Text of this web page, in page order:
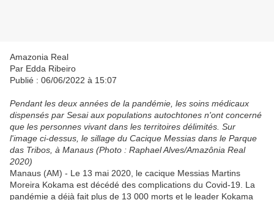
Amazonia Real
Par Edda Ribeiro
Publié : 06/06/2022 à 15:07
Pendant les deux années de la pandémie, les soins médicaux
dispensés par Sesai aux populations autochtones n'ont concerné
que les personnes vivant dans les territoires délimités. Sur
l'image ci-dessus, le sillage du Cacique Messias dans le Parque
das Tribos, à Manaus (Photo : Raphael Alves/Amazônia Real
2020)
Manaus (AM) - Le 13 mai 2020, le cacique Messias Martins
Moreira Kokama est décédé des complications du Covid-19. La
pandémie a déjà fait plus de 13 000 morts et le leader Kokama